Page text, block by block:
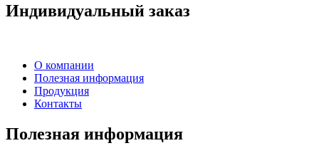
Индивидуальный заказ
О компании
Полезная информация
Продукция
Контакты
Полезная информация